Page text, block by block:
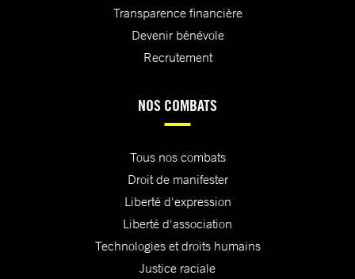
Transparence financière
Devenir bénévole
Recrutement
NOS COMBATS
Tous nos combats
Droit de manifester
Liberté d'expression
Liberté d'association
Technologies et droits humains
Justice raciale